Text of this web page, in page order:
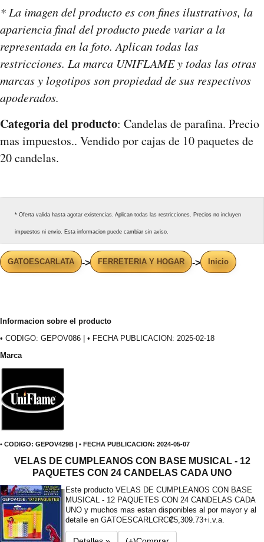
* La imagen del producto es con fines ilustrativos, la
apariencia final del producto puede variar a la
representada en la foto. Aplican todas las
restricciones. La marca UNIFLAME y todas las otras
marcas y logotipos son propiedad de sus respectivos
apoderados.
Categoria del producto: Candelas de parafina. Precio
mas impuestos.. Vendido por cajas de 10 paquetes de
20 candelas.
* Oferta valida hasta agotar existencias. Aplican todas las restricciones. Precios no incluyen
impuestos ni envio. Esta informacion puede cambiar sin aviso.
GATOESCARLATA -> FERRETERIA Y HOGAR -> Inicio
Informacion sobre el producto
• CODIGO: GEPOV086 | • FECHA PUBLICACION: 2025-02-18
Marca
• CODIGO: GEPOV429B | • FECHA PUBLICACION: 2024-05-07
VELAS DE CUMPLEANOS CON BASE MUSICAL - 12
PAQUETES CON 24 CANDELAS CADA UNO
Este producto VELAS DE CUMPLEANOS CON BASE
MUSICAL - 12 PAQUETES CON 24 CANDELAS CADA
UNO y muchos mas estan disponibles al por mayor y al
detalle en GATOESCARL CRC₡5,309.73+i.v.a.